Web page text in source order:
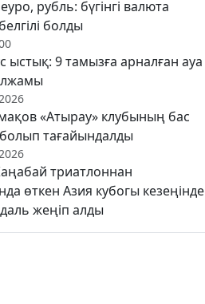
рубль: бүгінгі валюта
болды
ыстық: 9 тамызға арналған ауа
«Атырау» клубының бас
тағайындалды
триатлоннан
өткен Азия кубогы кезеңінде
жеңіп алды